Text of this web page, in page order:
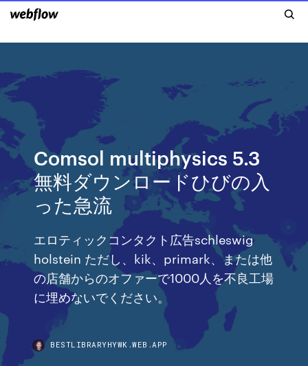
Comsol multiphysics 5.3
無料ダウンロードひびの入
った急流
エロティックコンタクト広告schleswig
holstein ただし、kik、primark、または他
の店舗からのオファーで1000人を不良工場
に埋めないでください。
BESTLIBRARYHYWK.WEB.APP